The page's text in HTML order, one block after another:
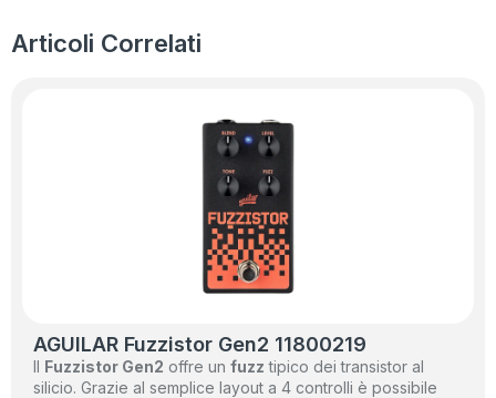
Articoli Correlati
AGUILAR Fuzzistor Gen2 11800219
Il Fuzzistor Gen2 offre un fuzz tipico dei transistor al
silicio. Grazie al semplice layout a 4 controlli è possibile